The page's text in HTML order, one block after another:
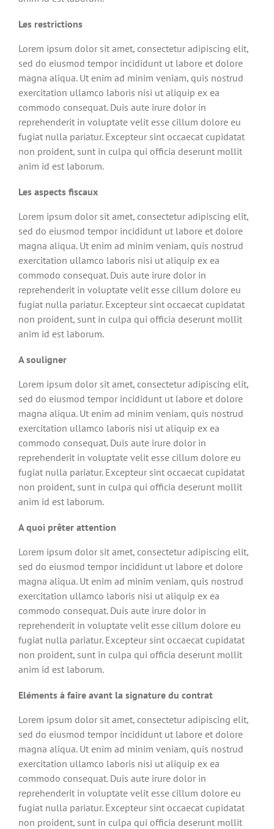
Les restrictions
Lorem ipsum dolor sit amet, consectetur adipiscing elit,
sed do eiusmod tempor incididunt ut labore et dolore
magna aliqua. Ut enim ad minim veniam, quis nostrud
exercitation ullamco laboris nisi ut aliquip ex ea
commodo consequat. Duis aute irure dolor in
reprehenderit in voluptate velit esse cillum dolore eu
fugiat nulla pariatur. Excepteur sint occaecat cupidatat
non proident, sunt in culpa qui officia deserunt mollit
anim id est laborum.
Les aspects fiscaux
Lorem ipsum dolor sit amet, consectetur adipiscing elit,
sed do eiusmod tempor incididunt ut labore et dolore
magna aliqua. Ut enim ad minim veniam, quis nostrud
exercitation ullamco laboris nisi ut aliquip ex ea
commodo consequat. Duis aute irure dolor in
reprehenderit in voluptate velit esse cillum dolore eu
fugiat nulla pariatur. Excepteur sint occaecat cupidatat
non proident, sunt in culpa qui officia deserunt mollit
anim id est laborum.
A souligner
Lorem ipsum dolor sit amet, consectetur adipiscing elit,
sed do eiusmod tempor incididunt ut labore et dolore
magna aliqua. Ut enim ad minim veniam, quis nostrud
exercitation ullamco laboris nisi ut aliquip ex ea
commodo consequat. Duis aute irure dolor in
reprehenderit in voluptate velit esse cillum dolore eu
fugiat nulla pariatur. Excepteur sint occaecat cupidatat
non proident, sunt in culpa qui officia deserunt mollit
anim id est laborum.
A quoi prêter attention
Lorem ipsum dolor sit amet, consectetur adipiscing elit,
sed do eiusmod tempor incididunt ut labore et dolore
magna aliqua. Ut enim ad minim veniam, quis nostrud
exercitation ullamco laboris nisi ut aliquip ex ea
commodo consequat. Duis aute irure dolor in
reprehenderit in voluptate velit esse cillum dolore eu
fugiat nulla pariatur. Excepteur sint occaecat cupidatat
non proident, sunt in culpa qui officia deserunt mollit
anim id est laborum.
Eléments à faire avant la signature du contrat
Lorem ipsum dolor sit amet, consectetur adipiscing elit,
sed do eiusmod tempor incididunt ut labore et dolore
magna aliqua. Ut enim ad minim veniam, quis nostrud
exercitation ullamco laboris nisi ut aliquip ex ea
commodo consequat. Duis aute irure dolor in
reprehenderit in voluptate velit esse cillum dolore eu
fugiat nulla pariatur. Excepteur sint occaecat cupidatat
non proident, sunt in culpa qui officia deserunt mollit